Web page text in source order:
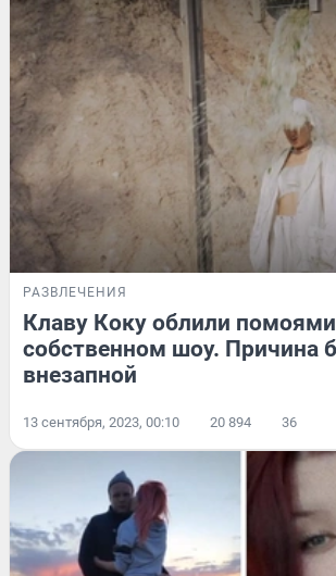
РАЗВЛЕЧЕНИЯ
Клаву Коку облили
собственном шоу. Причина
внезапной
13 сентября, 2023, 00:10 20 894 36